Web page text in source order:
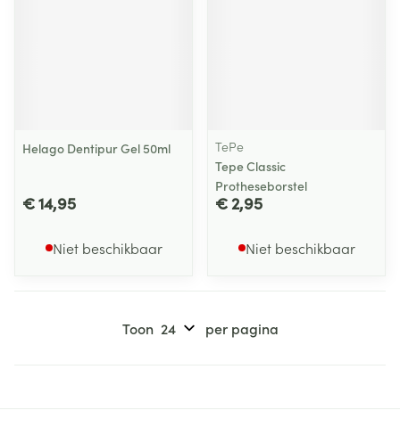
Helago Dentipur Gel 50ml
€ 14,95
Niet beschikbaar
TePe
Tepe Classic
Protheseborstel
€ 2,95
Niet beschikbaar
Toon per pagina